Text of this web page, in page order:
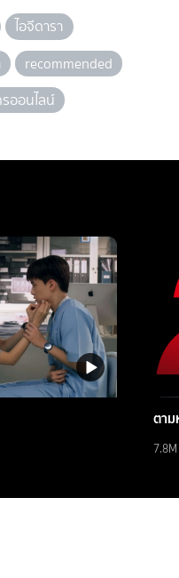
ไอจีดารา
recommended
ออนไลน์
ตาม
7.8M